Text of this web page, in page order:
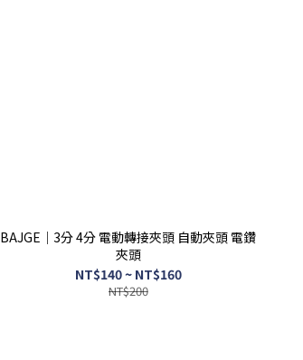
BAJGE｜3分 4分 電動轉接夾頭 自動夾頭 電鑽
夾頭
NT$140 ~ NT$160
NT$200